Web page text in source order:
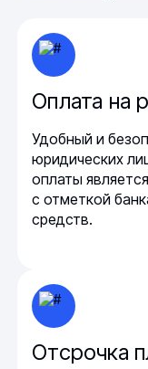
Оплата на
Удобный и
юридических
оплаты
с отметкой
средств.
Отсрочка